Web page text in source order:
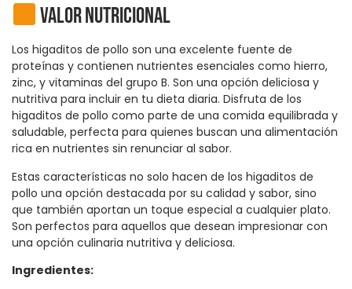
Valor nutricional
Los higaditos de pollo son una excelente fuente de
proteínas y contienen nutrientes esenciales como hierro,
zinc, y vitaminas del grupo B. Son una opción deliciosa y
nutritiva para incluir en tu dieta diaria. Disfruta de los
higaditos de pollo como parte de una comida equilibrada y
saludable, perfecta para quienes buscan una alimentación
rica en nutrientes sin renunciar al sabor.
Estas características no solo hacen de los higaditos de
pollo una opción destacada por su calidad y sabor, sino
que también aportan un toque especial a cualquier plato.
Son perfectos para aquellos que desean impresionar con
una opción culinaria nutritiva y deliciosa.
Ingredientes: